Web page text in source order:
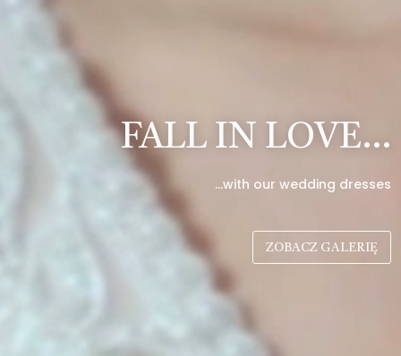
FALL IN LOVE…
…with our wedding dresses
ZOBACZ GALERIĘ